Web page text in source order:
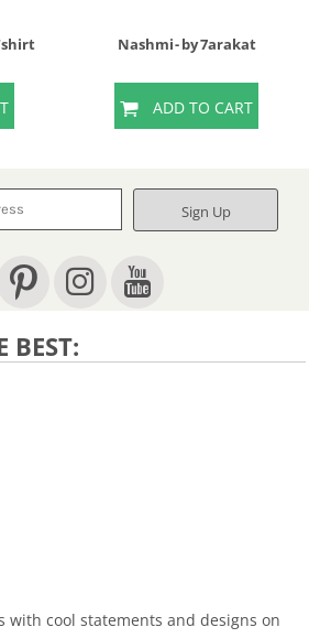
Nashmi - by 7arakat
ADD TO CART
Sign Up
BEST:
with cool statements and designs on